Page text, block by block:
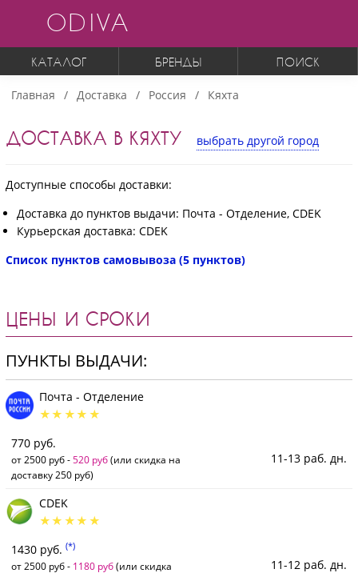
ODIVA
КАТАЛОГ БРЕНДЫ ПОИСК
Главная Доставка Россия Кяхта
ДОСТАВКА В КЯХТУ выбрать другой город
Доступные способы доставки:
Доставка до пунктов выдачи: Почта - Отделение, CDEK
Курьерская доставка: CDEK
Список пунктов самовывоза (5 пунктов)
ЦЕНЫ И СРОКИ
ПУНКТЫ ВЫДАЧИ:
Почта - Отделение
770 руб.
от 2500 руб - 520 руб(или скидка на
доставку 250 руб)
11-13 раб. дн.
CDEK
1430 руб. (*)
от 2500 руб - 1180 руб(или скидка
11-12 раб. дн.